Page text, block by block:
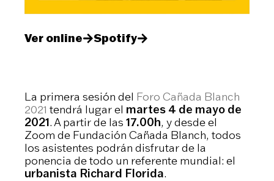
Ver online Spotify
La primera sesión del Foro Cañada Blanch
2021 tendrá lugar el martes 4 de mayo de
2021. A partir de las 17.00h, y desde el
Zoom de Fundación Cañada Blanch, todos
los asistentes podrán disfrutar de la
ponencia de todo un referente mundial: el
urbanista Richard Florida.